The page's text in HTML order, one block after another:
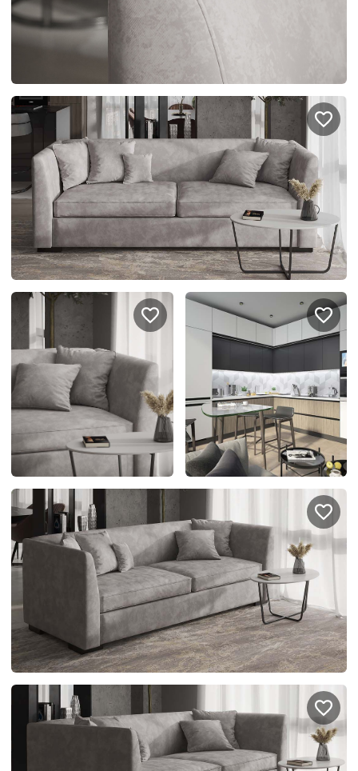
Галерея
интерьеров
Найдите своё
Блог
Правило мокрых рук: как
спроектировать мебель в
ванной, чтобы не открывать
ящики сто раз
Витрина как в бутике:
стекла для
которые покажут всё в
лучшем виде
2995
Услуги
Дизайн-проект
Замер помещения
Кредит и рассрочка
Сборка и установка
Гарантии
Доставка
Подключение техники
Способы оплаты
Корпоративным клиентам
Покупателям
Акции
Вопросы и ответы
Кухни на заказ
Цены
Блог
Портфолио проектов
Индивидуальный
Салоны продаж
О компании